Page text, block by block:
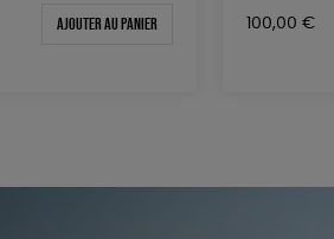
Ajouter au panier 100,00 €